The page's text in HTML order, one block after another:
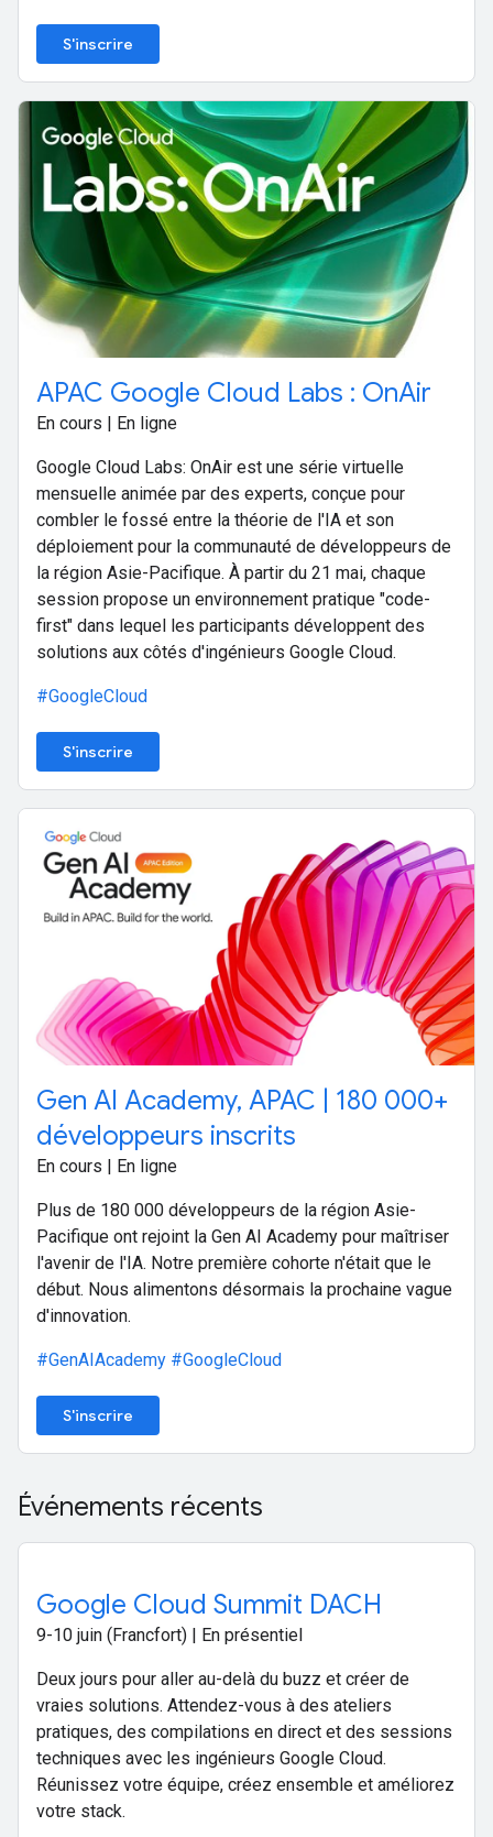
S'inscrire
APAC Google Cloud Labs : OnAir
En cours | En ligne
Google Cloud Labs: OnAir est une série virtuelle
mensuelle animée par des experts, conçue pour
combler le fossé entre la théorie de l'IA et son
déploiement pour la communauté de développeurs de
la région Asie-Pacifique. À partir du 21 mai, chaque
session propose un environnement pratique "code-
first" dans lequel les participants développent des
solutions aux côtés d'ingénieurs Google Cloud.
#GoogleCloud
S'inscrire
Gen AI Academy, APAC | 180 000+
développeurs inscrits
En cours | En ligne
Plus de 180 000 développeurs de la région Asie-
Pacifique ont rejoint la Gen AI Academy pour maîtriser
l'avenir de l'IA. Notre première cohorte n'était que le
début. Nous alimentons désormais la prochaine vague
d'innovation.
#GenAIAcademy #GoogleCloud
S'inscrire
Événements récents
Google Cloud Summit DACH
9-10 juin (Francfort) | En présentiel
Deux jours pour aller au-delà du buzz et créer de
vraies solutions. Attendez-vous à des ateliers
pratiques, des compilations en direct et des sessions
techniques avec les ingénieurs Google Cloud.
Réunissez votre équipe, créez ensemble et améliorez
votre stack.